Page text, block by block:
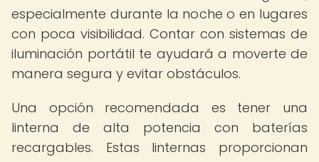
especialmente durante la noche o en lugares
con poca visibilidad. Contar con sistemas de
iluminación portátil te ayudará a moverte de
manera segura y evitar obstáculos.
Una opción recomendada es tener una
linterna de alta potencia con baterías
recargables. Estas linternas proporcionan